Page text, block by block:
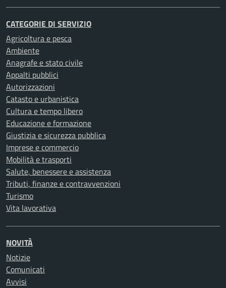
CATEGORIE DI SERVIZIO
Agricoltura e pesca
Ambiente
Anagrafe e stato civile
Appalti pubblici
Autorizzazioni
Catasto e urbanistica
Cultura e tempo libero
Educazione e formazione
Giustizia e sicurezza pubblica
Imprese e commercio
Mobilità e trasporti
Salute, benessere e assistenza
Tributi, finanze e contravvenzioni
Turismo
Vita lavorativa
NOVITÀ
Notizie
Comunicati
Avvisi